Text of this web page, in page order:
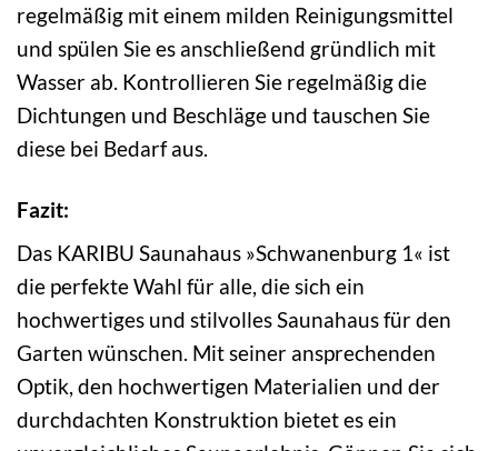
regelmäßig mit einem milden Reinigungsmittel
und spülen Sie es anschließend gründlich mit
Wasser ab. Kontrollieren Sie regelmäßig die
Dichtungen und Beschläge und tauschen Sie
diese bei Bedarf aus.
Fazit:
Das KARIBU Saunahaus »Schwanenburg 1« ist
die perfekte Wahl für alle, die sich ein
hochwertiges und stilvolles Saunahaus für den
Garten wünschen. Mit seiner ansprechenden
Optik, den hochwertigen Materialien und der
durchdachten Konstruktion bietet es ein